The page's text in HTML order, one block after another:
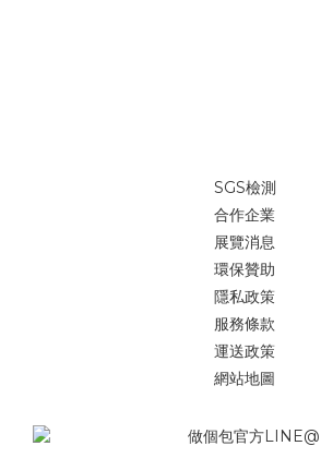
SGS檢測
合作企業
展覽消息
環保贊助
隱私政策
服務條款
運送政策
網站地圖